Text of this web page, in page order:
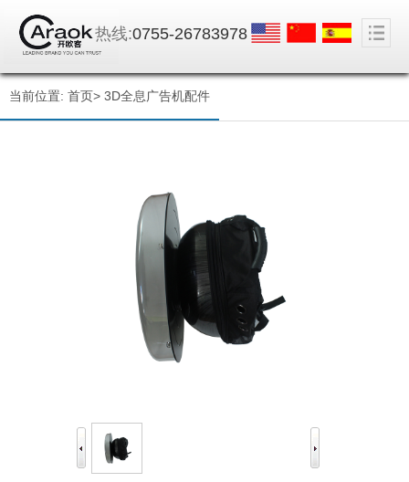
热线:0755-26783978
当前位置: 首页> 3D全息广告机配件